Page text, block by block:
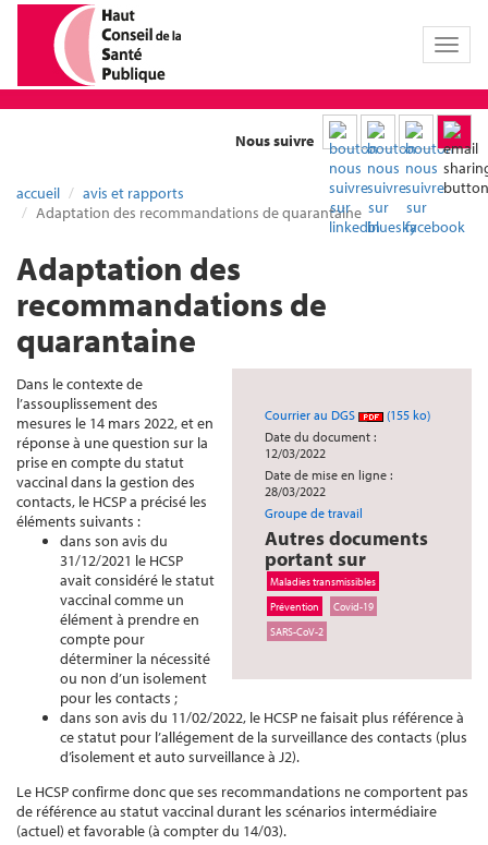
Toggle
Nous suivre
accueil
avis et rapports
Adaptation des recommandations de quarantaine
Adaptation des
recommandations de
quarantaine
Courrier au DGS
(155 ko)
Date du document :
12/03/2022
Date de mise en ligne :
28/03/2022
Groupe de travail
Autres documents
portant sur
Maladies transmissibles
Prévention
Covid-19
SARS-CoV-2
Dans le contexte de
l’assouplissement des
mesures le 14 mars 2022, et en
réponse à une question sur la
prise en compte du statut
vaccinal dans la gestion des
contacts, le HCSP a précisé les
éléments suivants :
dans son avis du
31/12/2021 le HCSP
avait considéré le statut
vaccinal comme un
élément à prendre en
compte pour
déterminer la nécessité
ou non d’un isolement
pour les contacts ;
dans son avis du 11/02/2022, le HCSP ne faisait plus référence à
ce statut pour l’allégement de la surveillance des contacts (plus
d’isolement et auto surveillance à J2).
Le HCSP confirme donc que ses recommandations ne comportent pas
de référence au statut vaccinal durant les scénarios intermédiaire
(actuel) et favorable (à compter du 14/03).